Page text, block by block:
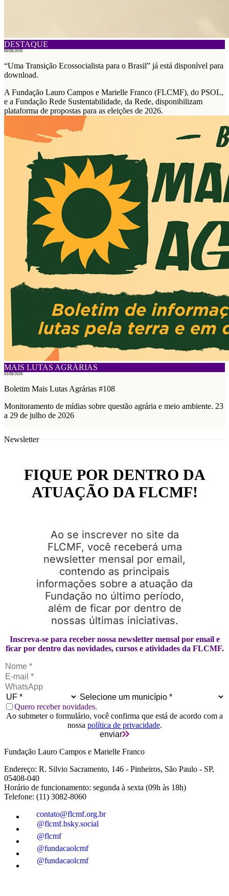
DESTAQUE
06/08/2026
“Uma Transição Ecossocialista para o Brasil” já está disponível para
download.
A Fundação Lauro Campos e Marielle Franco (FLCMF), do PSOL,
e a Fundação Rede Sustentabilidade, da Rede, disponibilizam
plataforma de propostas para as eleições de 2026.
MAIS LUTAS AGRÁRIAS
03/08/2026
Boletim Mais Lutas Agrárias #108
Monitoramento de mídias sobre questão agrária e meio ambiente. 23
a 29 de julho de 2026
Newsletter
Inscreva-se para receber nossa newsletter mensal por email e
ficar por dentro das novidades, cursos e atividades da FLCMF.
Quero receber novidades.
Ao submeter o formulário, você confirma que está de acordo com a
nossa política de privacidade.
enviar
FIQUE POR DENTRO DA
ATUAÇÃO DA FLCMF!
Ao se inscrever no site da
FLCMF, você receberá uma
newsletter mensal por email,
contendo as principais
informações sobre a atuação da
Fundação no último período,
além de ficar por dentro de
nossas últimas iniciativas.
Fundação Lauro Campos e Marielle Franco
Endereço: R. Silvio Sacramento, 146 - Pinheiros, São Paulo - SP,
05408-040
Horário de funcionamento: segunda à sexta (09h às 18h)
Telefone: (11) 3082-8060
contato@flcmf.org.br
@flcmf.bsky.social
@flcmf
@fundacaolcmf
@fundacaolcmf